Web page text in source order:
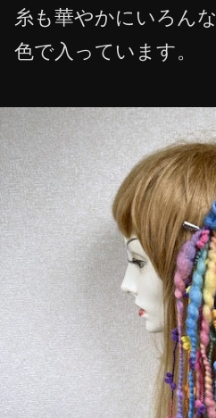
糸も華やかにいろんな
色で入っています。